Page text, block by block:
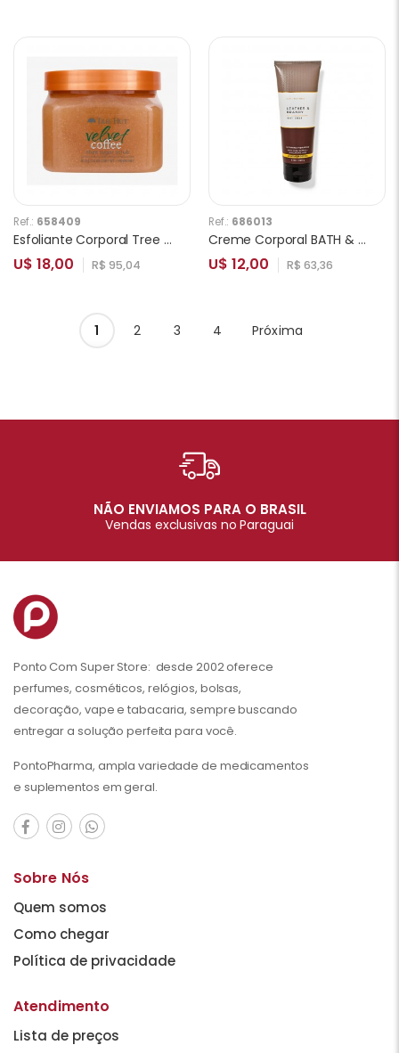
Ref.: 658409
Esfoliante Corporal Tree Hut Velvet Coffe 510g
U$ 18,00 R$ 95,04
Ref.: 686013
Creme Corporal BATH & BODY WORKS Leather and Brandy 226g
U$ 12,00 R$ 63,36
1 2 3 4 Próxima
NÃO ENVIAMOS PARA O BRASIL
Vendas exclusivas no Paraguai
Ponto Com Super Store: desde 2002 oferece
perfumes, cosméticos, relógios, bolsas,
decoração, vape e tabacaria, sempre buscando
entregar a solução perfeita para você.
PontoPharma, ampla variedade de medicamentos
e suplementos em geral.
Sobre Nós
Quem somos
Como chegar
Política de privacidade
Atendimento
Lista de preços